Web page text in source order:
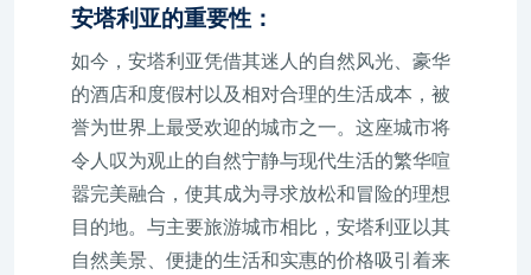
安塔利亚的重要性：
如今，安塔利亚凭借其迷人的自然风光、豪华
的酒店和度假村以及相对合理的生活成本，被
誉为世界上最受欢迎的城市之一。这座城市将
令人叹为观止的自然宁静与现代生活的繁华喧
嚣完美融合，使其成为寻求放松和冒险的理想
目的地。与主要旅游城市相比，安塔利亚以其
自然美景、便捷的生活和实惠的价格吸引着来